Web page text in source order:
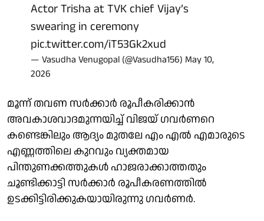
Actor Trisha at TVK chief Vijay’s
swearing in ceremony
pic.twitter.com/iT53Gk2xud
— Vasudha Venugopal (@Vasudha156) May 10,
2026
മൂന്ന് തവണ സര്‍ക്കാര്‍ രൂപീകരിക്കാന്‍
അവകാശവാദമുന്നയിച്ച് വിജയ് ഗവര്‍ണറെ
കണ്ടെങ്കിലും ആദ്യം മുതലേ എം എല്‍ എമാരുടെ
എണ്ണത്തിലെ കുറവും വ്യക്തമായ
പിന്തുണക്കത്തുകള്‍ ഹാജരാക്കാത്തതും
ചൂണ്ടിക്കാട്ടി സര്‍ക്കാര്‍ രൂപീകരണത്തില്‍
ഉടക്കിട്ടിരിക്കുകയായിരുന്നു ഗവര്‍ണര്‍.